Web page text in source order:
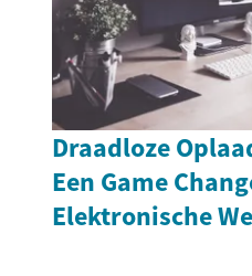
Draadloze
Een Game
Elektronische